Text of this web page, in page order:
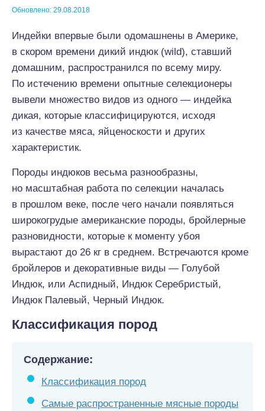
Обновлено: 29.08.2018
Индейки впервые были одомашнены в Америке,
в скором времени дикий индюк (wild), ставший
домашним, распространился по всему миру.
По истечению времени опытные селекционеры
вывели множество видов из одного — индейка
дикая, которые классифицируются, исходя
из качестве мяса, яйценоскости и других
характеристик.
Породы индюков весьма разнообразны,
но масштабная работа по селекции началась
в прошлом веке, после чего начали появляться
широкогрудые американские породы, бройлерные
разновидности, которые к моменту убоя
вырастают до 26 кг в среднем. Встречаются кроме
бройлеров и декоративные виды — Голубой
Индюк, или Аспидный, Индюк Серебристый,
Индюк Палевый, Черный Индюк.
Классификация пород
Содержание:
Классификация пород
Самые распространенные мясные породы